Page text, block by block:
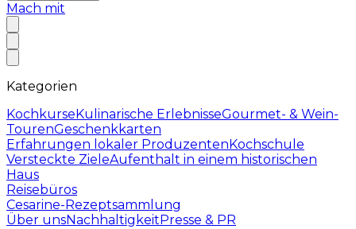
Mach mit
Kategorien
KochkurseKulinarische ErlebnisseGourmet- & Wein-
TourenGeschenkkarten
Erfahrungen lokaler ProduzentenKochschule
Versteckte ZieleAufenthalt in einem historischen
Haus
Reisebüros
Cesarine-Rezeptsammlung
Über unsNachhaltigkeitPresse & PR